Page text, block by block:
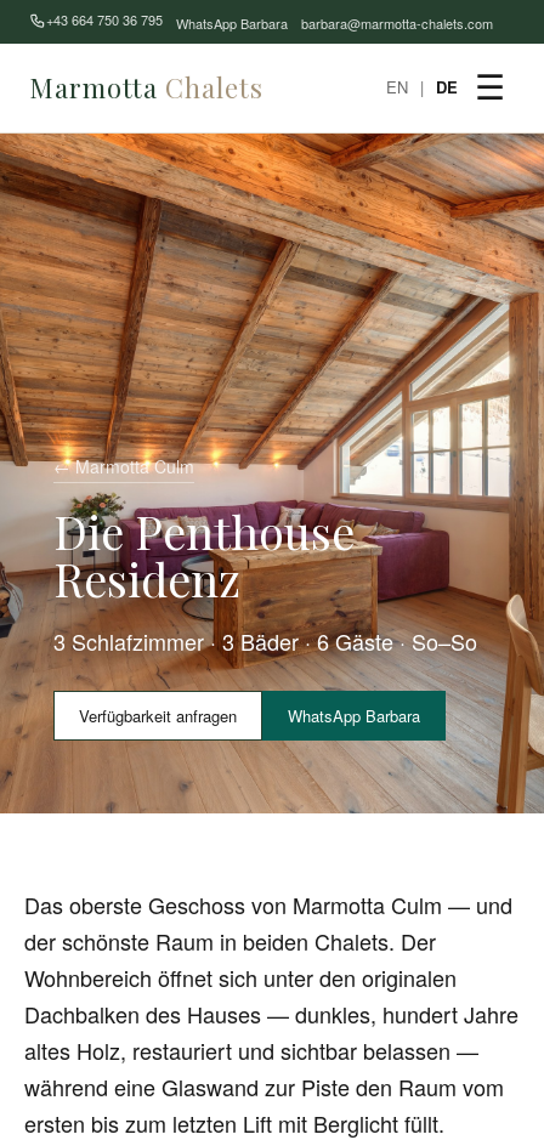
+43 664 750 36 795 WhatsApp Barbara barbara@marmotta-chalets.com
Marmotta Chalets EN | DE ☰
← Marmotta Culm
Die Penthouse
Residenz
3 Schlafzimmer · 3 Bäder · 6 Gäste · So–So
Verfügbarkeit anfragen WhatsApp Barbara
Das oberste Geschoss von Marmotta Culm — und
der schönste Raum in beiden Chalets. Der
Wohnbereich öffnet sich unter den originalen
Dachbalken des Hauses — dunkles, hundert Jahre
altes Holz, restauriert und sichtbar belassen —
während eine Glaswand zur Piste den Raum vom
ersten bis zum letzten Lift mit Berglicht füllt.